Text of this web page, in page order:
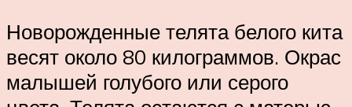
Новорожденные телята белого кита
весят около 80 килограммов. Окрас
малышей голубого или серого